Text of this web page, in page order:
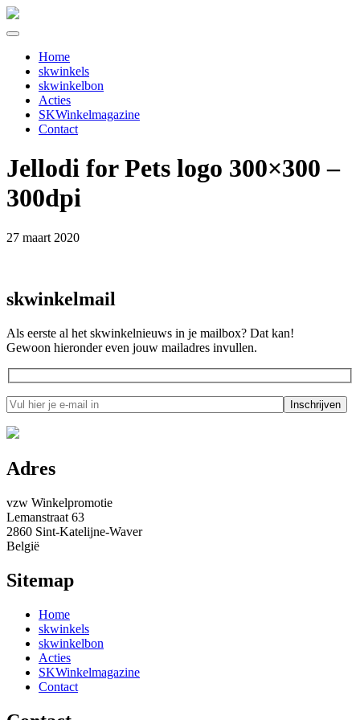
Home
skwinkels
skwinkelbon
Acties
SKWinkelmagazine
Contact
Jellodi for Pets logo 300×300 –
300dpi
27 maart 2020
skwinkelmail
Als eerste al het skwinkelnieuws in je mailbox? Dat kan!
Gewoon hieronder even jouw mailadres invullen.
Adres
vzw Winkelpromotie
Lemanstraat 63
2860 Sint-Katelijne-Waver
België
Sitemap
Home
skwinkels
skwinkelbon
Acties
SKWinkelmagazine
Contact